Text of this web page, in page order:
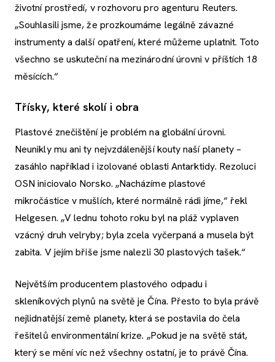
životní prostředí, v rozhovoru pro agenturu Reuters.
„Souhlasili jsme, že prozkoumáme legálně závazné
instrumenty a další opatření, které můžeme uplatnit. Toto
všechno se uskuteční na mezinárodní úrovni v příštích 18
měsících.“
Třísky, které skolí i obra
Plastové znečištění je problém na globální úrovni.
Neunikly mu ani ty nejvzdálenější kouty naší planety –
zasáhlo například i izolované oblasti Antarktidy. Rezoluci
OSN iniciovalo Norsko. „Nacházíme plastové
mikročástice v mušlích, které normálně rádi jíme,“ řekl
Helgesen. „V lednu tohoto roku byl na pláž vyplaven
vzácný druh velryby; byla zcela vyčerpaná a musela být
zabita. V jejím břiše jsme nalezli 30 plastových tašek.“
Největším producentem plastového odpadu i
skleníkových plynů na světě je Čína. Přesto to byla právě
nejlidnatější země planety, která se postavila do čela
řešitelů environmentální krize. „Pokud je na světě stát,
který se mění víc než všechny ostatní, je to právě Čína.